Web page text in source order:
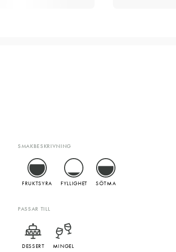
SMAKBESKRIVNING
FRUKTSYRA FYLLIGHET SÖTMA
PASSAR TILL
DESSERT MINGEL